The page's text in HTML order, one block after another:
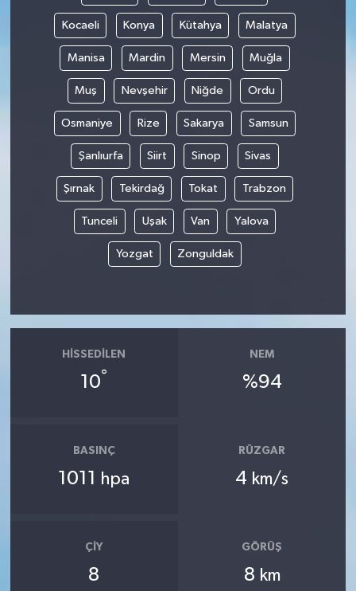
Kocaeli Konya Kütahya Malatya
Manisa Mardin Mersin Muğla
Muş Nevşehir Niğde Ordu
Osmaniye Rize Sakarya Samsun
Şanlıurfa Siirt Sinop Sivas
Şırnak Tekirdağ Tokat Trabzon
Tunceli Uşak Van Yalova
Yozgat Zonguldak
HISSEDILEN
10°
NEM
%94
BASINÇ
1011 hpa
RÜZGAR
4 km/s
ÇIY
8
GÖRÜŞ
8 km